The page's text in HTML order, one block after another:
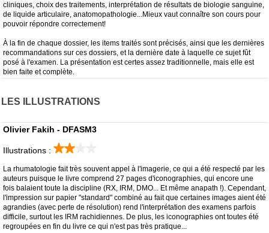
cliniques, choix des traitements, interprétation de résultats de biologie sanguine,
de liquide articulaire, anatomopathologie...Mieux vaut connaître son cours pour
pouvoir répondre correctement!
À la fin de chaque dossier, les items traités sont précisés, ainsi que les dernières
recommandations sur ces dossiers, et la dernière date à laquelle ce sujet fût
posé à l'examen. La présentation est certes assez traditionnelle, mais elle est
bien faite et complète.
LES ILLUSTRATIONS
Olivier Fakih - DFASM3
Illustrations :
La rhumatologie fait très souvent appel à l'imagerie, ce qui a été respecté par les
auteurs puisque le livre comprend 27 pages d'iconographies, qui encore une
fois balaient toute la discipline (RX, IRM, DMO... Et même anapath !). Cependant,
l'impression sur papier "standard" combiné au fait que certaines images aient été
agrandies (avec perte de résolution) rend l'interprétation des examens parfois
difficile, surtout les IRM rachidiennes. De plus, les iconographies ont toutes été
regroupées en fin du livre ce qui n'est pas très pratique...